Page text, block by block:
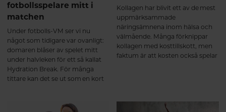
som glycin, prolin och
hydroxyprolin – viktiga
byggstenar i kollagenets struktur.
För de flesta märks ännu inga
tydliga skillnader, men kroppen
har påbörjat den naturliga
märka skillnad Efter ungefär 8–12
fotbollsspelare mitt i
matchen
Under fotbolls-VM ser vi nu
något som tidigare var ovanligt:
domaren blåser av spelet mitt
under halvleken för ett så kallat
Hydration Break. För många
tittare kan det se ut som en kort
verkliga anledningen är betydligt
Kollagen har blivit ett av de mest
uppmärksammade
näringsämnena inom hälsa och
välmående. Många förknippar
kollagen med kosttillskott, men
faktum är att kosten också spelar